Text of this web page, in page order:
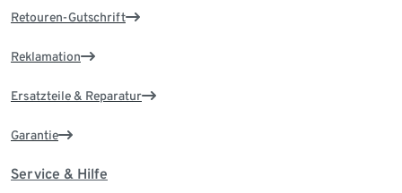
Retouren-Gutschrift
Reklamation
Ersatzteile & Reparatur
Garantie
Service & Hilfe